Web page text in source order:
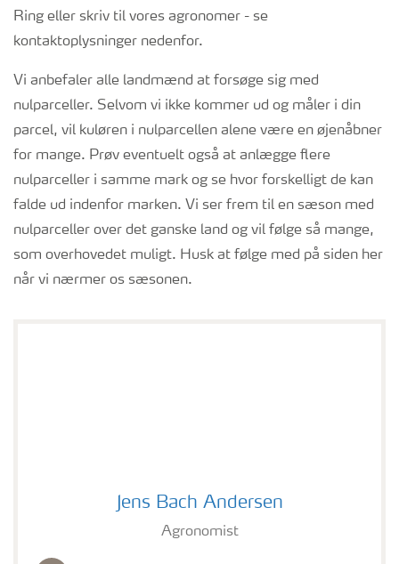
Ring eller skriv til vores agronomer - se
kontaktoplysninger nedenfor.
Vi anbefaler alle landmænd at forsøge sig med
nulparceller. Selvom vi ikke kommer ud og måler i din
parcel, vil kuløren i nulparcellen alene være en øjenåbner
for mange. Prøv eventuelt også at anlægge flere
nulparceller i samme mark og se hvor forskelligt de kan
falde ud indenfor marken. Vi ser frem til en sæson med
nulparceller over det ganske land og vil følge så mange,
som overhovedet muligt. Husk at følge med på siden her
når vi nærmer os sæsonen.
Jens Bach Andersen
Agronomist